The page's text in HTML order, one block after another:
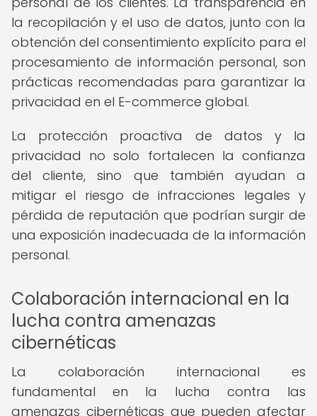
la recopilación y el uso de datos, junto con la
obtención del consentimiento explícito para el
procesamiento de información personal, son
prácticas recomendadas para garantizar la
privacidad en el E-commerce global.
La protección proactiva de datos y la
privacidad no solo fortalecen la confianza
del cliente, sino que también ayudan a
mitigar el riesgo de infracciones legales y
pérdida de reputación que podrían surgir de
una exposición inadecuada de la información
personal.
Colaboración internacional en la
lucha contra amenazas
cibernéticas
La colaboración internacional es
fundamental en la lucha contra las
amenazas cibernéticas que pueden afectar